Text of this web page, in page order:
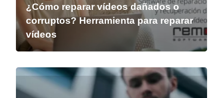
¿Cómo reparar vídeos dañados o
corruptos? Herramienta para reparar
vídeos